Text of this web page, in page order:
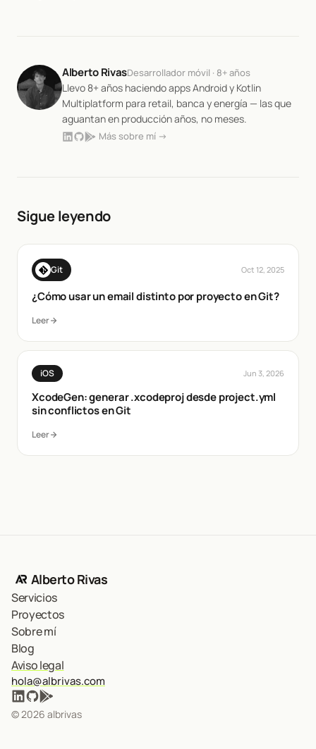
Alberto RivasDesarrollador móvil · 8+ años
Llevo 8+ años haciendo apps Android y Kotlin
Multiplatform para retail, banca y energía — las que
aguantan en producción años, no meses.
Más sobre mí →
Sigue leyendo
Git Oct 12, 2025
¿Cómo usar un email distinto por proyecto en Git?
Leer
iOS Jun 3, 2026
XcodeGen: generar .xcodeproj desde project.yml
sin conflictos en Git
Leer
Alberto Rivas
Servicios
Proyectos
Sobre mí
Blog
Aviso legal
hola@albrivas.com
© 2026 albrivas